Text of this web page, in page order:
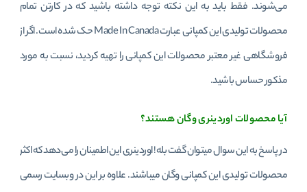
می‌شوند. فقط باید به این نکته توجه داشته باشید که در کارتن تمام
محصولات تولیدی این کمپانی عبارت Made In Canada حک شده است. اگر از
فروشگاهی غیر معتبر محصولات این کمپانی را تهیه کردید، نسبت به مورد
مذکور حساس باشید.
آیا محصولات اوردینری وگان هستند؟
در پاسخ به این سوال میتوان گفت بله! اوردینری این اطمینان را می‌دهد که اکثر
محصولات تولیدی این کمپانی وگان میباشند. علاوه بر این در وبسایت رسمی